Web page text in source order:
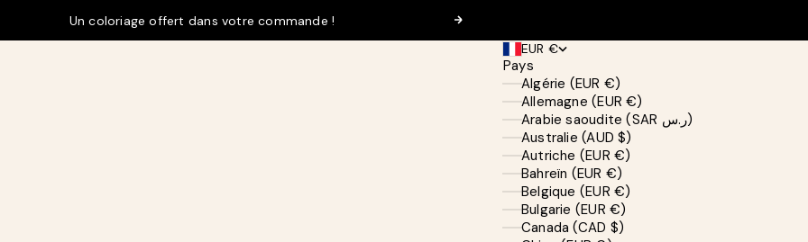
Un coloriage offert dans votre commande ! Suivant
EUR €
Pays
Algérie (EUR €)
Allemagne (EUR €)
Arabie saoudite (SAR ر.س)
Australie (AUD $)
Autriche (EUR €)
Bahreïn (EUR €)
Belgique (EUR €)
Bulgarie (EUR €)
Canada (CAD $)